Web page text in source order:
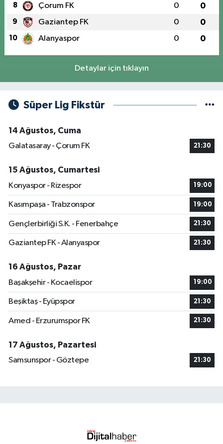
8 Çorum FK 0 0
9 Gaziantep FK 0 0
10 Alanyaspor 0 0
Detaylar için tıklayın
Süper Lig Fikstür
14 Ağustos, Cuma
Galatasaray - Çorum FK
21:30
15 Ağustos, Cumartesi
Konyaspor - Rizespor
19:00
Kasımpaşa - Trabzonspor 19:00
Gençlerbirliği S.K. - Fenerbahçe 21:30
Gaziantep FK - Alanyaspor 21:30
16 Ağustos, Pazar
Başakşehir - Kocaelispor
19:00
Beşiktaş - Eyüpspor 21:30
Amed - Erzurumspor FK 21:30
17 Ağustos, Pazartesi
Samsunspor - Göztepe
21:30